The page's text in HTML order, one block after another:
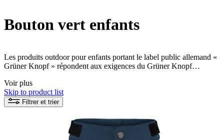
Bouton vert enfants
Les produits outdoor pour enfants portant le label public allemand «
Grüner Knopf » répondent aux exigences du Grüner Knopf
d’informations sur le Grüner Knopf
regarder lavidéo, qui présente brièvement le Grüner Knopf.
Voir plus
Skip to product list
Filtrer et trier